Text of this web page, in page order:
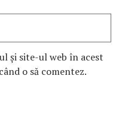
și site-ul web în acest
o să comentez.